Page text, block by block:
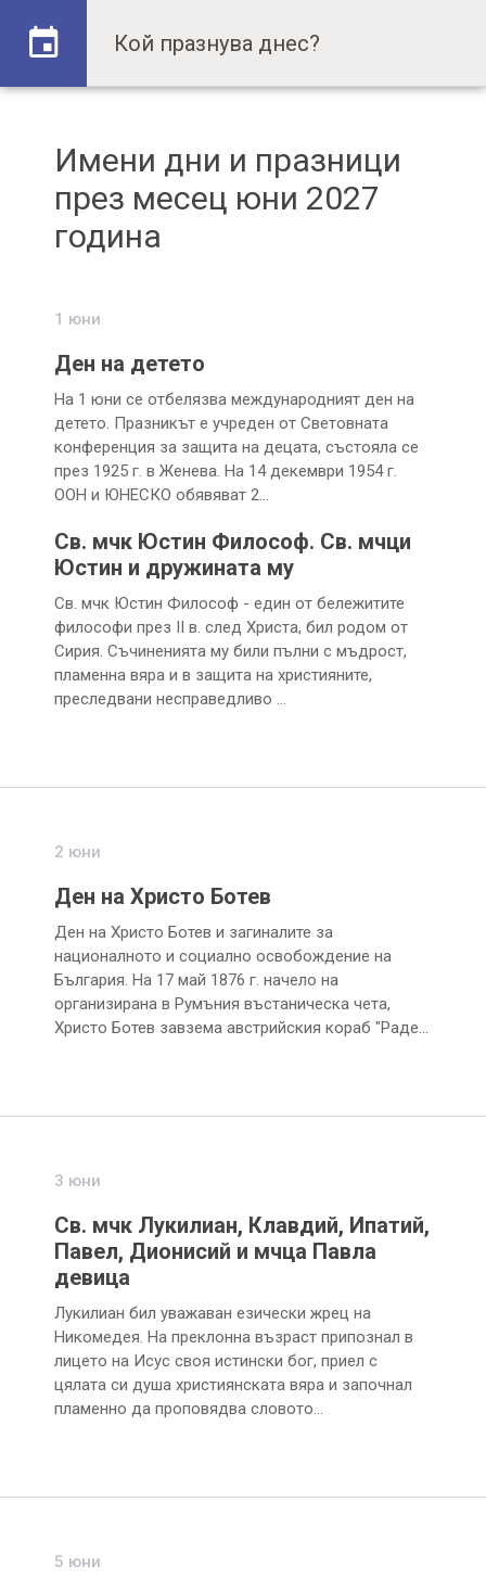
Имени дни и празници
през месец юни 2027
година
1 юни
Ден на детето
На 1 юни се отбелязва международният ден на
детето. Празникът е учреден от Световната
конференция за защита на децата, състояла се
през 1925 г. в Женева. На 14 декември 1954 г.
ООН и ЮНЕСКО обявяват 2…
Св. мчк Юстин Филoсоф. Св. мчци
Юстин и дружината му
Св. мчк Юстин Философ - един от бележитите
философи през II в. след Христа, бил родом от
Сирия. Съчиненията му били пълни с мъдрост,
пламенна вяра и в защита на християните,
преследвани несправедливо …
2 юни
Ден на Христо Ботев
Ден на Христо Ботев и загиналите за
националното и социално освобождение на
България. На 17 май 1876 г. начело на
организирана в Румъния въстаническа чета,
Христо Ботев завзема австрийския кораб "Раде…
3 юни
Св. мчк Лукилиан, Клавдий, Ипатий,
Павел, Дионисий и мчца Павла
девица
Лукилиан бил уважаван езически жрец на
Никомедея. На преклонна възраст припознал в
лицето на Исус своя истински бог, приел с
цялата си душа християнската вяра и започнал
пламенно да проповядва словото…
5 юни